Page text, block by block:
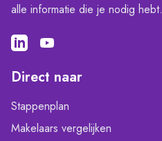
alle informatie die je nodig hebt.
Direct naar
Stappenplan
Makelaars vergelijken